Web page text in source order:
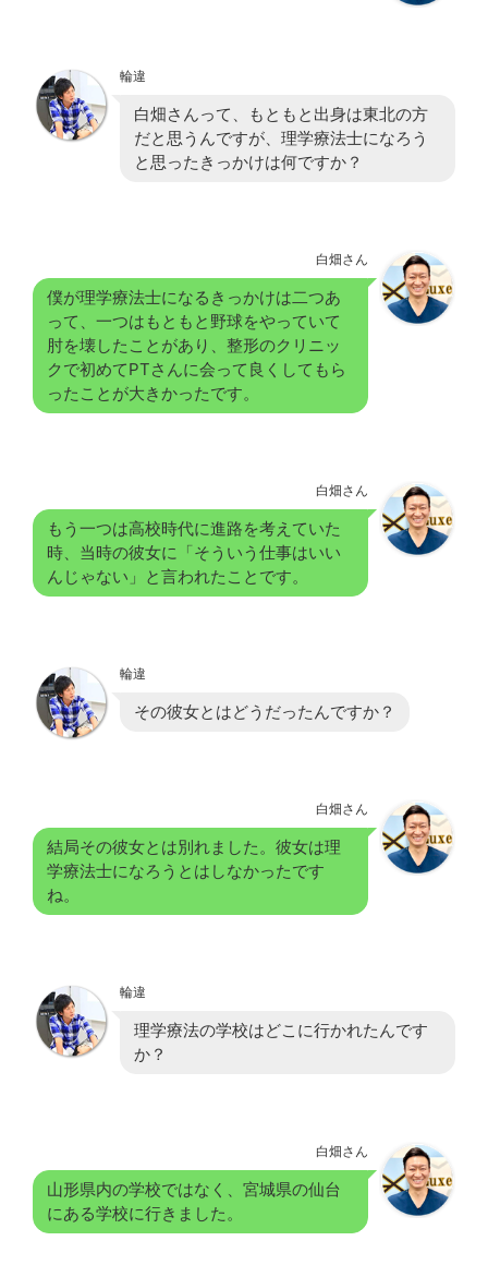
輪違
白畑さんって、もともと出身は東北の方
だと思うんですが、理学療法士になろう
と思ったきっかけは何ですか？
白畑さん
僕が理学療法士になるきっかけは二つあ
って、一つはもともと野球をやっていて
肘を壊したことがあり、整形のクリニッ
クで初めてPTさんに会って良くしてもら
ったことが大きかったです。
白畑さん
もう一つは高校時代に進路を考えていた
時、当時の彼女に「そういう仕事はいい
んじゃない」と言われたことです。
輪違
その彼女とはどうだったんですか？
白畑さん
結局その彼女とは別れました。彼女は理
学療法士になろうとはしなかったです
ね。
輪違
理学療法の学校はどこに行かれたんです
か？
白畑さん
山形県内の学校ではなく、宮城県の仙台
にある学校に行きました。